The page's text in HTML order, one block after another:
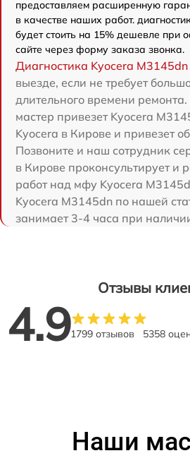
предоставляем расширенную
в качестве наших работ.
будет стоить на 15% дешевле при
сайте через форму заказа звонка.
Диагностика Kyocera M3145dn
выезде, если не требует
длительного времени
мастер привезет Kyocera
Kyocera в Кирове и привезет
Позвоните и наш сотрудник
в Кирове проконсультирует и
работ над мфу Kyocera
Kyocera M3145dn по нашей
занимает 3-4 часа при
Отзывы
4.91799 отзывов 5358
Наши